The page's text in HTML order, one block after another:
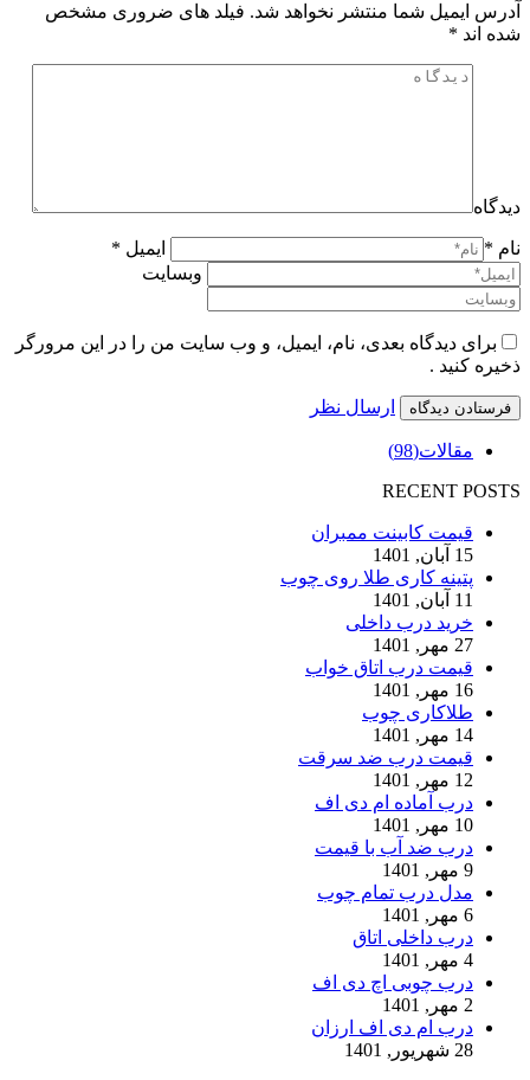
آدرس ایمیل شما منتشر نخواهد شد. فیلد های ضروری مشخص
شده اند *
دیدگاه
نام *
ایمیل *
وبسایت
برای دیدگاه بعدی، نام، ایمیل، و وب سایت من را در این مرورگر
ذخیره کنید .
ارسال نظر
مقالات(98)
RECENT POSTS
قیمت کابینت ممبران
15 آبان, 1401
پتینه کاری طلا روی چوب
11 آبان, 1401
خرید درب داخلی
27 مهر, 1401
قیمت درب اتاق خواب
16 مهر, 1401
طلاکاری چوب
14 مهر, 1401
قیمت درب ضد سرقت
12 مهر, 1401
درب آماده ام دی اف
10 مهر, 1401
درب ضد آب با قیمت
9 مهر, 1401
مدل درب تمام چوب
6 مهر, 1401
درب داخلی اتاق
4 مهر, 1401
درب چوبی اچ دی اف
2 مهر, 1401
درب ام دی اف ارزان
28 شهریور, 1401